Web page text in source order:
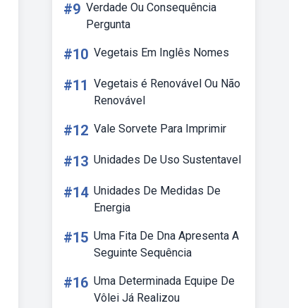
#9 Verdade Ou Consequência
Pergunta
#10 Vegetais Em Inglês Nomes
#11 Vegetais é Renovável Ou Não
Renovável
#12 Vale Sorvete Para Imprimir
#13 Unidades De Uso Sustentavel
#14 Unidades De Medidas De
Energia
#15 Uma Fita De Dna Apresenta A
Seguinte Sequência
#16 Uma Determinada Equipe De
Vôlei Já Realizou